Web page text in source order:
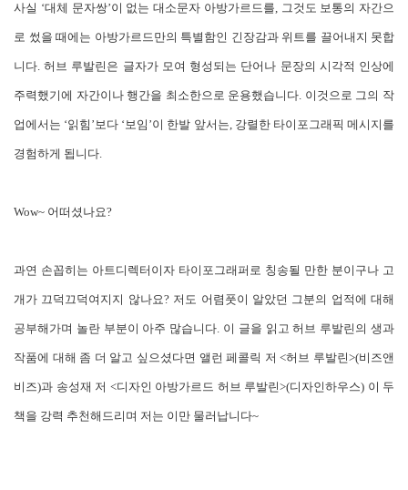
사실 ‘대체 문자쌍’이 없는 대소문자 아방가르드를, 그것도 보통의 자간으
로 썼을 때에는 아방가르드만의 특별함인 긴장감과 위트를 끌어내지 못합
니다. 허브 루발린은 글자가 모여 형성되는 단어나 문장의 시각적 인상에
주력했기에 자간이나 행간을 최소한으로 운용했습니다. 이것으로 그의 작
업에서는 ‘읽힘’보다 ‘보임’이 한발 앞서는, 강렬한 타이포그래픽 메시지를
경험하게 됩니다.
Wow~ 어떠셨나요?
과연 손꼽히는 아트디렉터이자 타이포그래퍼로 칭송될 만한 분이구나 고
개가 끄덕끄덕여지지 않나요? 저도 어렴풋이 알았던 그분의 업적에 대해
공부해가며 놀란 부분이 아주 많습니다. 이 글을 읽고 허브 루발린의 생과
작품에 대해 좀 더 알고 싶으셨다면 앨런 페콜릭 저 <허브 루발린>(비즈앤
비즈)과 송성재 저 <디자인 아방가르드 허브 루발린>(디자인하우스) 이 두
책을 강력 추천해드리며 저는 이만 물러납니다~